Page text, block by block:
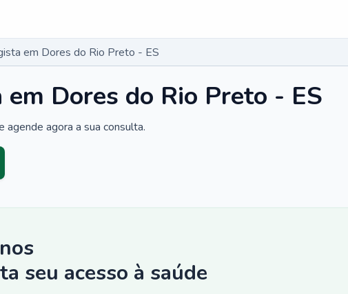
em Dores do Rio Preto - ES
Dores do Rio Preto - ES
agora a sua consulta.
seu acesso à saúde